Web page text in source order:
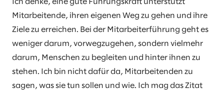
Ich denke, eine gute Führungskraft unterstützt
Mitarbeitende, ihren eigenen Weg zu gehen und ihre
Ziele zu erreichen. Bei der Mitarbeiterführung geht es
weniger darum, vorwegzugehen, sondern vielmehr
darum, Menschen zu begleiten und hinter ihnen zu
stehen. Ich bin nicht dafür da, Mitarbeitenden zu
sagen, was sie tun sollen und wie. Ich mag das Zitat